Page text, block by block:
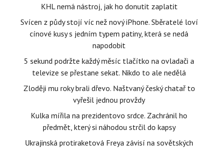
KHL nemá nástroj, jak ho donutit zaplatit
Svícen z půdy stojí víc než nový iPhone. Sběratelé loví
cínové kusy s jedním typem patiny, která se nedá
napodobit
5 sekund podržte každý měsíc tlačítko na ovladači a
televize se přestane sekat. Nikdo to ale nedělá
Zloději mu roky brali dřevo. Naštvaný český chatař to
vyřešil jednou provždy
Kulka mířila na prezidentovo srdce. Zachránil ho
předmět, který si náhodou strčil do kapsy
Ukrajinská protiraketová Freya závisí na sovětských